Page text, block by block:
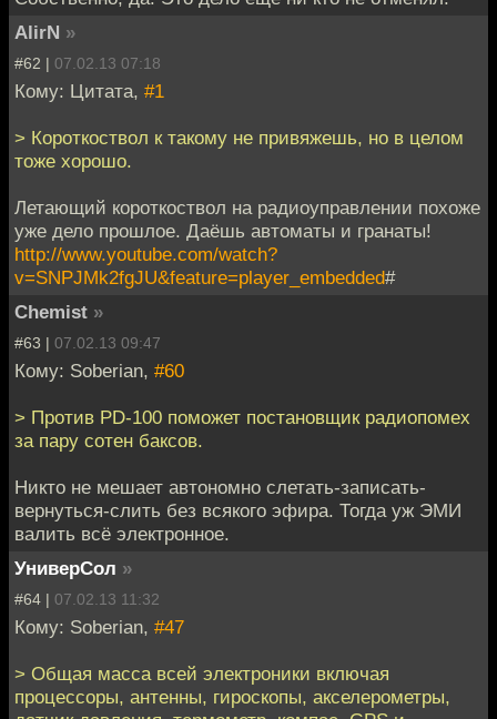
AlirN »
#62 | 07.02.13 07:18
Кому: Цитата, #1
> Короткоствол к такому не привяжешь, но в целом
тоже хорошо.
Летающий короткоствол на радиоуправлении похоже
уже дело прошлое. Даёшь автоматы и гранаты!
http://www.youtube.com/watch?
v=SNPJMk2fgJU&feature=player_embedded#
Chemist »
#63 | 07.02.13 09:47
Кому: Soberian, #60
> Против PD-100 поможет постановщик радиопомех
за пару сотен баксов.
Никто не мешает автономно слетать-записать-
вернуться-слить без всякого эфира. Тогда уж ЭМИ
валить всё электронное.
УниверСол »
#64 | 07.02.13 11:32
Кому: Soberian, #47
> Общая масса всей электроники включая
процессоры, антенны, гироскопы, акселерометры,